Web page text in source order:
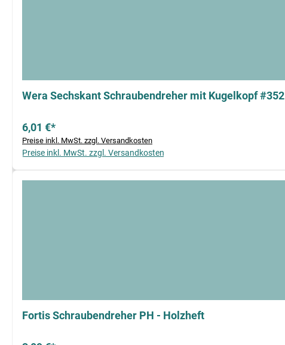
Wera Sechskant Schraubendreher mit Kugelkopf #352
6,01 €*
Preise inkl. MwSt. zzgl. Versandkosten
Preise inkl. MwSt. zzgl. Versandkosten
Fortis Schraubendreher PH - Holzheft